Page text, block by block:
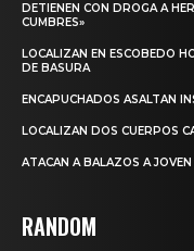
DETIENEN CON DROGA A
CUMBRES»
LOCALIZAN EN ESCOBEDO
DE BASURA
ENCAPUCHADOS ASALTAN
LOCALIZAN DOS CUERPOS
ATACAN A BALAZOS A
RANDOM